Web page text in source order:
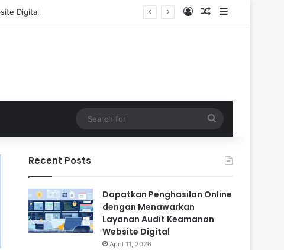
Log InRandom Article
Sidebar
for
Recent Posts
Dapatkan Penghasilan Online
dengan Menawarkan
Layanan Audit Keamanan
Website Digital
April 11, 2026